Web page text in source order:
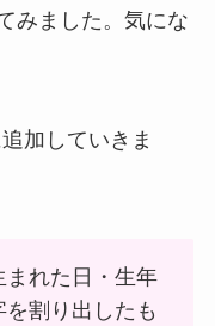
みました。気にな
加していきま
まれた日・生年
割り出したも